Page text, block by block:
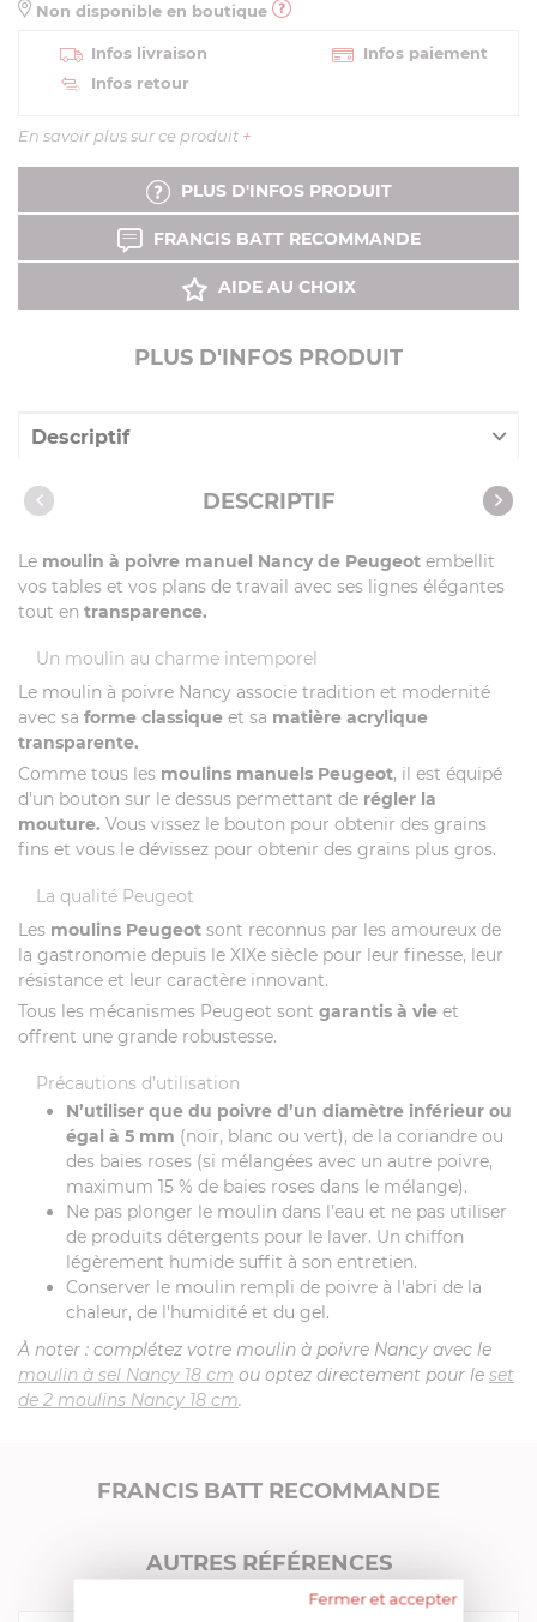
Non disponible en boutique
Infos livraison
Infos paiement
Infos retour
En savoir plus sur ce produit +
PLUS D'INFOS PRODUIT
FRANCIS BATT RECOMMANDE
AIDE AU CHOIX
PLUS D'INFOS PRODUIT
Descriptif
Caractéristiques
Vidéos
DESCRIPTIF
Le moulin à poivre manuel Nancy de Peugeot embellit
vos tables et vos plans de travail avec ses lignes élégantes
tout en transparence.
Un moulin au charme intemporel
Le moulin à poivre Nancy associe tradition et modernité
avec sa forme classique et sa matière acrylique
transparente.
Comme tous les moulins manuels Peugeot, il est équipé
d’un bouton sur le dessus permettant de régler la
mouture. Vous vissez le bouton pour obtenir des grains
fins et vous le dévissez pour obtenir des grains plus gros.
La qualité Peugeot
Les moulins Peugeot sont reconnus par les amoureux de
la gastronomie depuis le XIXe siècle pour leur finesse, leur
résistance et leur caractère innovant.
Tous les mécanismes Peugeot sont garantis à vie et
offrent une grande robustesse.
Précautions d’utilisation
N’utiliser que du poivre d’un diamètre inférieur ou
égal à 5 mm (noir, blanc ou vert), de la coriandre ou
des baies roses (si mélangées avec un autre poivre,
maximum 15 % de baies roses dans le mélange).
Ne pas plonger le moulin dans l’eau et ne pas utiliser
de produits détergents pour le laver. Un chiffon
légèrement humide suffit à son entretien.
Conserver le moulin rempli de poivre à l'abri de la
chaleur, de l'humidité et du gel.
À noter : complétez votre moulin à poivre Nancy avec le
moulin à sel Nancy 18 cm ou optez directement pour le set
de 2 moulins Nancy 18 cm.
FRANCIS BATT RECOMMANDE
AUTRES RÉFÉRENCES
Fermer et accepter